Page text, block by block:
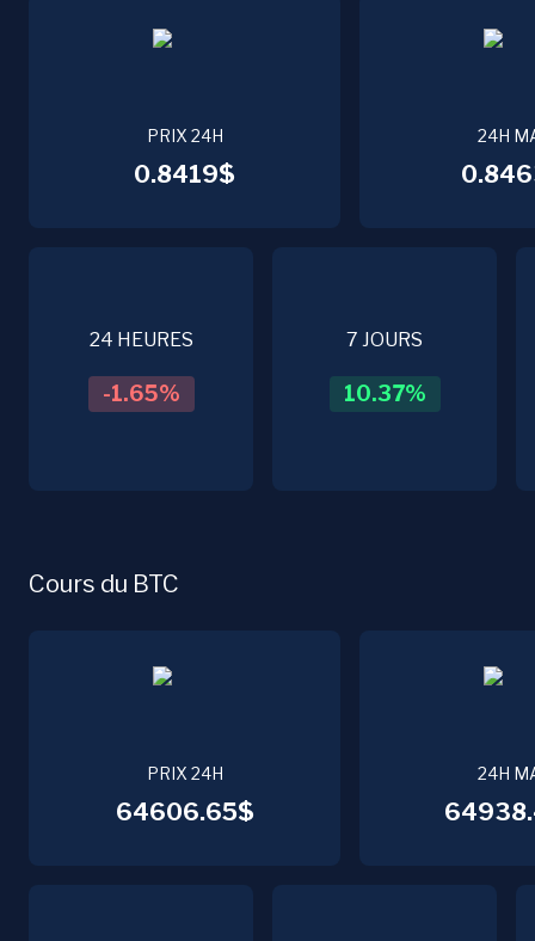
PRIX 24H
0.8419$
24H
24 HEURES
-1.65%
7 JOURS
10.37%
Cours du BTC
PRIX 24H
64606.65$
24H